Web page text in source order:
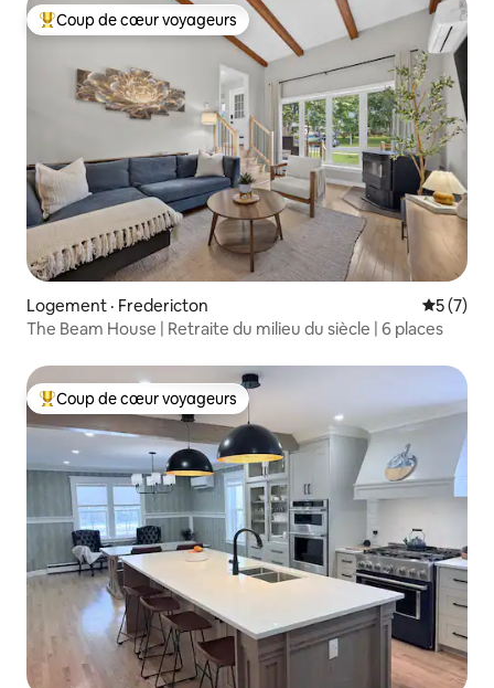
Coup de cœur voyageurs parmi les plus aimés
Coup de cœur voyageurs
Logement · Fredericton Note
5 (7)
The Beam House | Retraite du milieu du siècle | 6 places
Coup de cœur voyageurs parmi les plus aimés
Coup de cœur voyageurs